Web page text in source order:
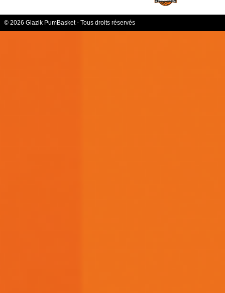
© 2026 Glazik PumBasket - Tous droits réservés